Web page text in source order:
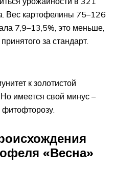
Вес картофелины 75–126
7,9–13,5%, это меньше,
за стандарт.
к золотистой
имеется свой минус –
фитофторозу.
«Весна»